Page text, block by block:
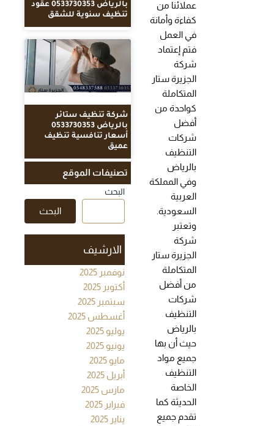
عملائنا من
كفاءة وأمانة
في العمل
فتم إعتماد
شركة
الجزيرة ستار
المتكاملة
كواحدة من
أفضل
شركات
التنظيف
بالرياض
وفي المملكة
العربية
السعودية.
وتعتبر
شركة
الجزيرة ستار
المتكاملة
من أفضل
شركات
التنظيف
بالرياض
حيث أن بها
جميع مواد
التنظيف
الخاصة
الحديثة كما
تقدم جميع
بالرياض 0533730353 عقود
تنظيف سنوية للشقق
شركة تنظيف ستائر
بالرياض 0533730353
أسعار تنافسية تنظيف
عميق
تصنيفات الموقع
البحث
البحث
الارشيف
نوفمبر 2025
أكتوبر 2025
سبتمبر 2025
أغسطس 2025
يوليو 2025
يونيو 2025
مايو 2025
أبريل 2025
مارس 2025
فبراير 2025
يناير 2025